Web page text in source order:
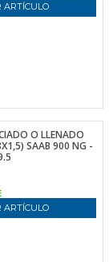
ARTÍCULO
O LLENADO
SAAB 900 NG -
ARTÍCULO